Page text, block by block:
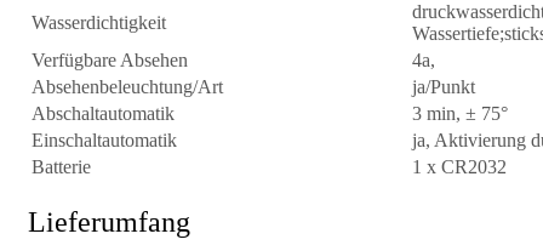
Wasserdichtigkeit
Verfügbare Absehen
4a,
Absehenbeleuchtung/Art
ja/Punkt
Abschaltautomatik
3 min, ± 75°
Einschaltautomatik
ja, Aktivierung
Batterie
1 x CR2032
Lieferumfang